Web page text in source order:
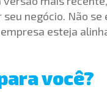
negócio. Não
esteja
você?